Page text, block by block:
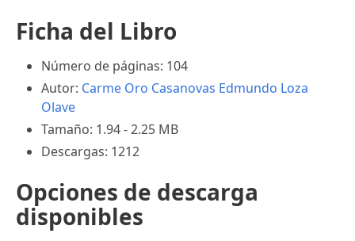
Ficha del Libro
Número de páginas: 104
Autor: Carme Oro Casanovas Edmundo Loza
Olave
Tamaño: 1.94 - 2.25 MB
Descargas: 1212
Opciones de descarga
disponibles